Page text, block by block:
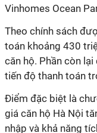
Vinhomes Ocean
Theo chính sách
toán khoảng 430
căn hộ. Phần còn
tiến độ thanh toán
Điểm đặc biệt là
giá căn hộ Hà Nội
nhập và khả năng